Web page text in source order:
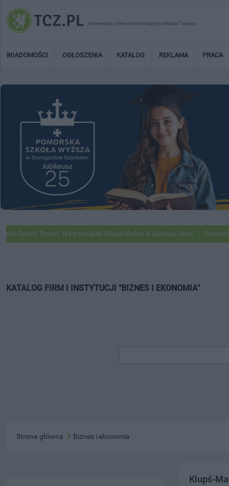
Internetowy Serwis Informacyjny Miasta Tczewa
WIADOMOŚCI OGŁOSZENIA KATALOG REKLAMA PRACA
Tczew. Na początek Shaun Baker & Jessica Jean Samochody
KATALOG FIRM I INSTYTUCJI "BIZNES I EKONOMIA"
Strona główna Biznes i ekonomia
Klupś-